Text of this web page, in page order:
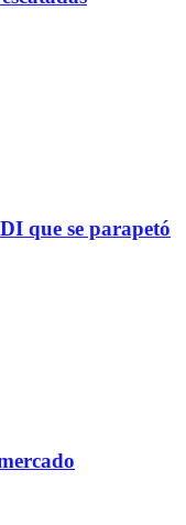
que se parapetó